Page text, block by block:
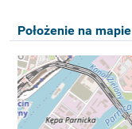
Położenie na mapie